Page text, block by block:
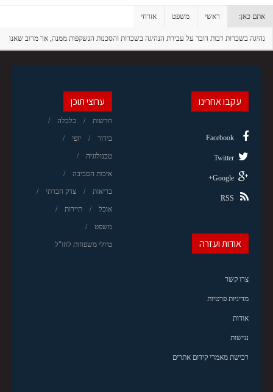
אתם כאן: ראשי משפט אזרחי
נהיגה בשכרות רבות דובר על עבירת הנהיגה בשכרות והסכנות הנשקפות ממנה, אך מרוב שאנו
ערוצי תוכן
חדשות כלכלה
בידור יופי
טכנולוגיה
איכות הסביבה
בריאות צדק חברתי
אוכל תיירות
משפט
טיולי משפחות לחו"ל
עקבו אחרינו
Facebook
Twitter
Google+
RSS
אודות ועזרה
צרו קשר
מדיניות פרטיות
אודות
נגישות
רכישת מאמרי קידום אתרים